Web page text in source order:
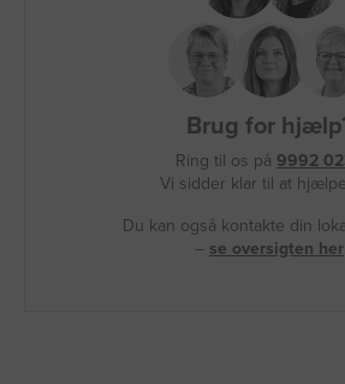
Brug for
Ring til os på 9992
Vi sidder klar til at
Du kan også kontakte din
– se oversigten her